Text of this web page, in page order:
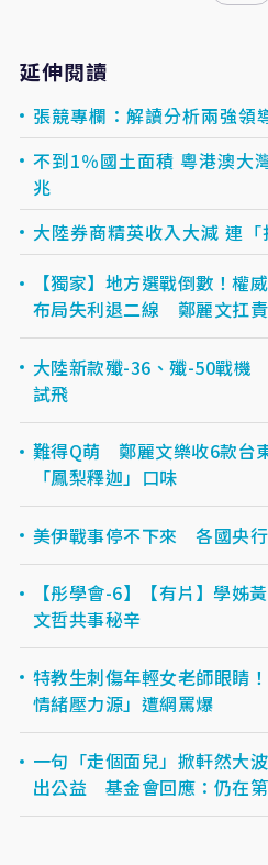
延伸閱讀
張競專欄：解讀分析兩強領
不到1％國土面積 粵港澳大
兆
大陸券商精英收入大減 連
【獨家】地方選戰倒數！權
布局失利退二線 鄭麗文扛
大陸新款殲-36、殲-50戰機
試飛
難得Q萌 鄭麗文樂收6款台
「鳳梨釋迦」口味
美伊戰事停不下來 各國央
【彤學會-6】【有片】學
文哲共事秘辛
特教生刺傷年輕女老師眼睛
情緒壓力源」遭網罵爆
一句「走個面兒」掀軒然大
出公益 基金會回應：仍在